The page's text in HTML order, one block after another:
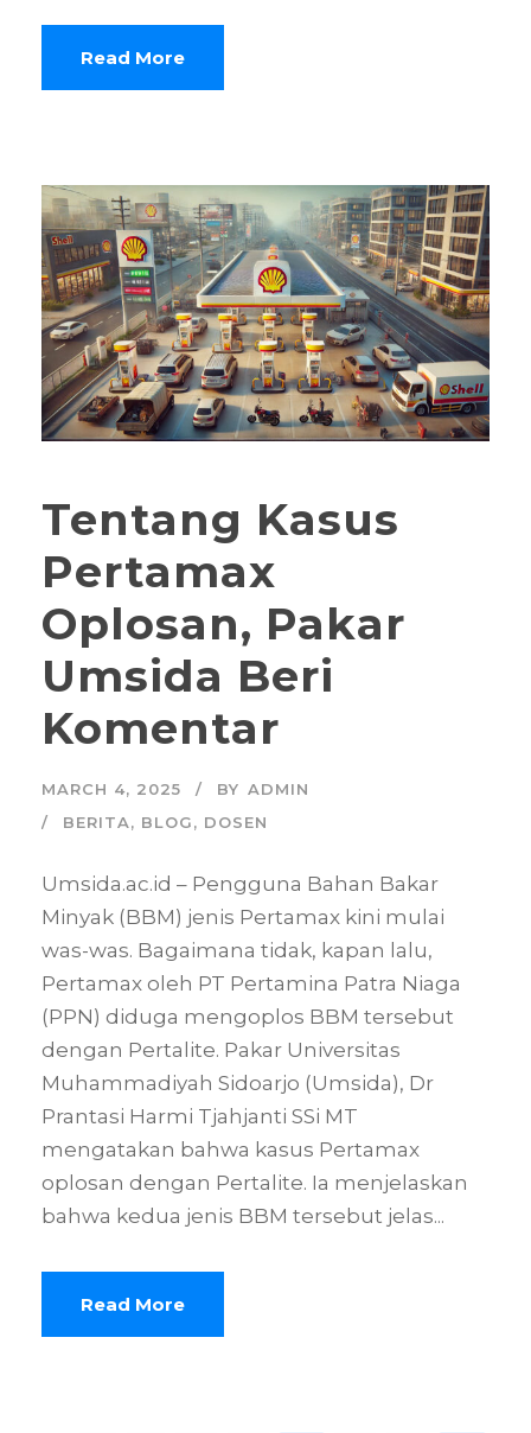
Read More
Tentang Kasus
Pertamax
Oplosan, Pakar
Umsida Beri
Komentar
MARCH 4, 2025 BY ADMIN
BERITA, BLOG, DOSEN
Umsida.ac.id – Pengguna Bahan Bakar
Minyak (BBM) jenis Pertamax kini mulai
was-was. Bagaimana tidak, kapan lalu,
Pertamax oleh PT Pertamina Patra Niaga
(PPN) diduga mengoplos BBM tersebut
dengan Pertalite. Pakar Universitas
Muhammadiyah Sidoarjo (Umsida), Dr
Prantasi Harmi Tjahjanti SSi MT
mengatakan bahwa kasus Pertamax
oplosan dengan Pertalite. Ia menjelaskan
bahwa kedua jenis BBM tersebut jelas...
Read More